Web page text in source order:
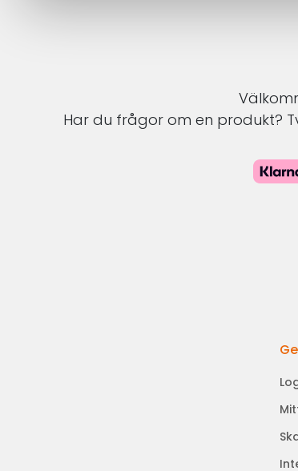
Har du frågor om en produkt?